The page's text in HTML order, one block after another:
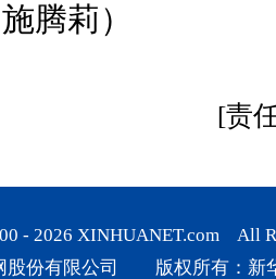
腾莉）
[责
- 2026 XINHUANET.com All
股份有限公司 版权所有：新